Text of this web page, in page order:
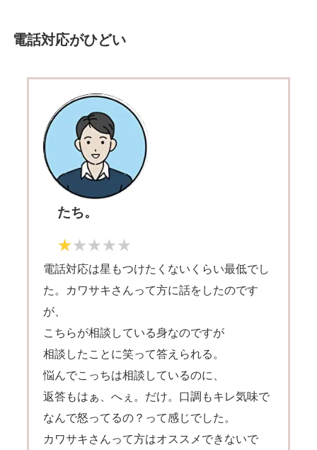
電話対応がひどい
たち。
電話対応は星もつけたくないくらい最低でし
た。カワサキさんって方に話をしたのです
が、
こちらが相談している身なのですが
相談したことに笑って答えられる。
悩んでこっちは相談しているのに、
返答もはぁ、へぇ。だけ。口調もキレ気味で
なんで怒ってるの？って感じでした。
カワサキさんって方はオススメできないで